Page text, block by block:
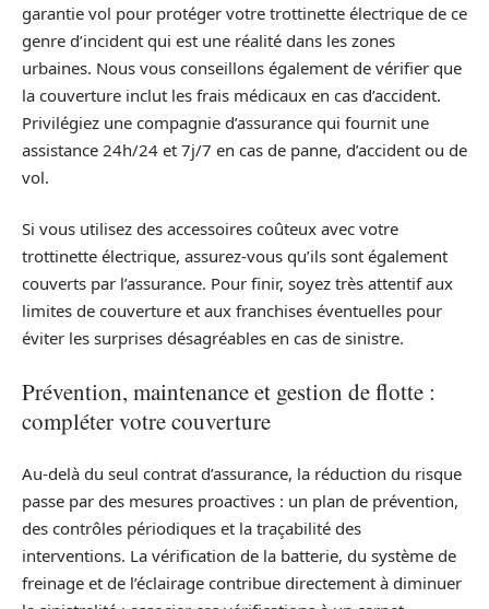
garantie vol pour protéger votre trottinette électrique de ce
genre d’incident qui est une réalité dans les zones
urbaines. Nous vous conseillons également de vérifier que
la couverture inclut les frais médicaux en cas d’accident.
Privilégiez une compagnie d’assurance qui fournit une
assistance 24h/24 et 7j/7 en cas de panne, d’accident ou de
vol.
Si vous utilisez des accessoires coûteux avec votre
trottinette électrique, assurez-vous qu’ils sont également
couverts par l’assurance. Pour finir, soyez très attentif aux
limites de couverture et aux franchises éventuelles pour
éviter les surprises désagréables en cas de sinistre.
Prévention, maintenance et gestion de flotte :
compléter votre couverture
Au-delà du seul contrat d’assurance, la réduction du risque
passe par des mesures proactives : un plan de prévention,
des contrôles périodiques et la traçabilité des
interventions. La vérification de la batterie, du système de
freinage et de l’éclairage contribue directement à diminuer